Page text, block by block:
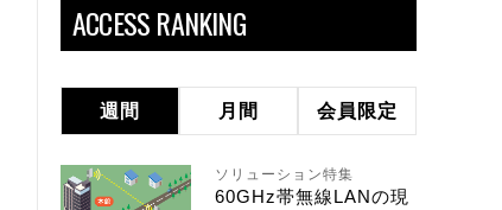
ACCESS RANKING
週間 月間 会員限定
ソリューション特集
60GHz帯無線LANの現